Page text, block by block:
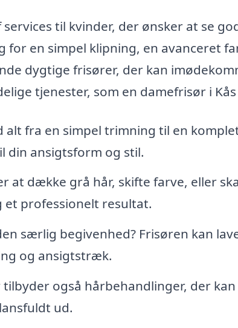
til kvinder, der ønsker at se
for en simpel klipning, en avanceret
dygtige frisører, der kan
tjenester, som en damefrisør i
fra en simpel trimning til en
din ansigtsform og stil.
at dække grå hår, skifte farve, eller
et professionelt resultat.
særlig begivenhed? Frisøren kan
og ansigtstræk.
også hårbehandlinger, der
ud.